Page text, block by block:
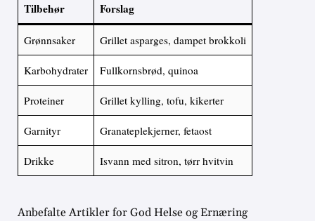
Tilbehør Forslag
Grønnsaker Grillet asparges, dampet brokkoli
Karbohydrater Fullkornsbrød, quinoa
Proteiner Grillet kylling, tofu, kikerter
Garnityr Granateplekjerner, fetaost
Drikke Isvann med sitron, tørr hvitvin
Anbefalte Artikler for God Helse og Ernæring